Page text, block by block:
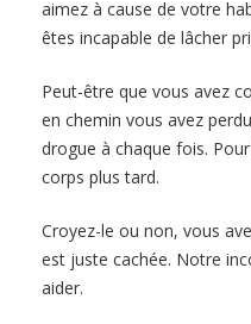
aimez à cause de votre
êtes incapable de lâcher
Peut-être que vous avez
en chemin vous avez
drogue à chaque fois.
corps plus tard.
Croyez-le ou non, vous
est juste cachée. Notre
aider.